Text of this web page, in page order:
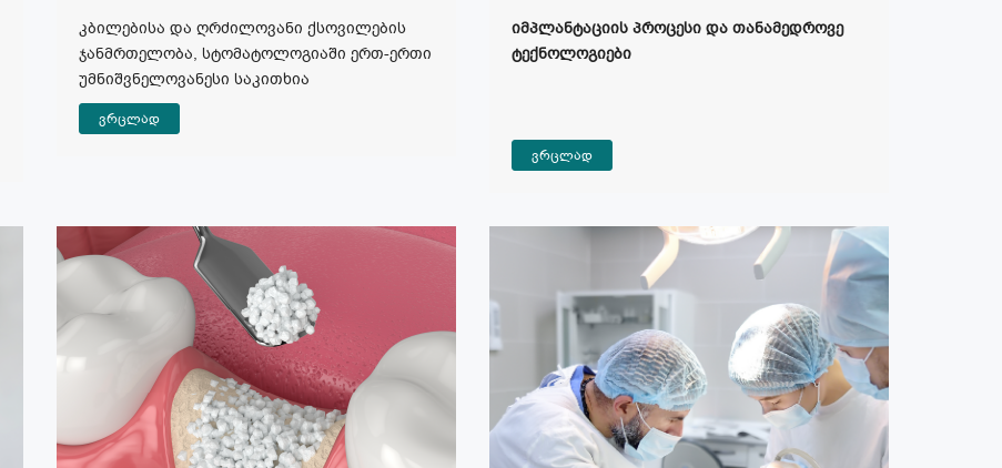
კბილებისა და ღრძილოვანი ქსოვილების
ჯანმრთელობა, სტომატოლოგიაში ერთ-ერთი
უმნიშვნელოვანესი საკითხია
ვრცლად
იმპლანტაციის პროცესი და თანამედროვე
ტექნოლოგიები
ვრცლად